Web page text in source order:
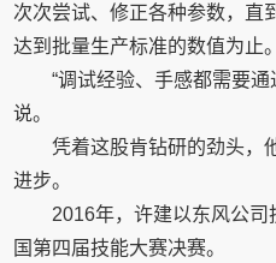
次次尝试、修正各种参数，直
达到批量生产标准的数值为止。
“调试经验、手感都需要
说。
凭着这股肯钻研的劲头，
进步。
2016年，许建以东风公
国第四届技能大赛决赛。